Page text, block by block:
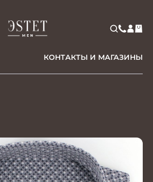
КОНТАКТЫ И МАГАЗИНЫ